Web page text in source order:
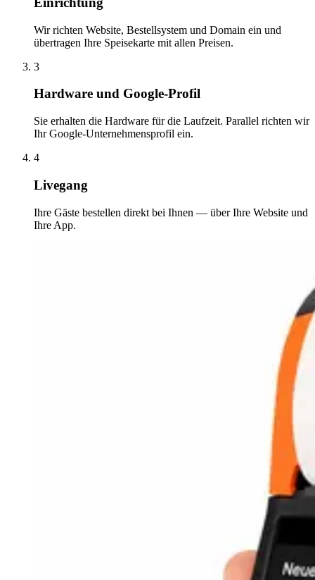
Wir richten Website, Bestellsystem und Domain ein und
übertragen Ihre Speisekarte mit allen Preisen.
3
Hardware und Google-Profil
Sie erhalten die Hardware für die Laufzeit. Parallel richten wir
Ihr Google-Unternehmensprofil ein.
4
Livegang
Ihre Gäste bestellen direkt bei Ihnen — über Ihre Website und
Ihre App.